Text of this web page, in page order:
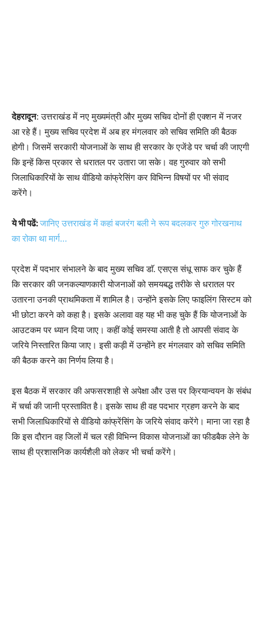
देहरादून: उत्तराखंड में नए मुख्यमंत्री और मुख्य सचिव दोनों ही एक्शन में नजर
आ रहे हैं। मुख्य सचिव प्रदेश में अब हर मंगलवार को सचिव समिति की बैठक
होगी। जिसमें सरकारी योजनाओं के साथ ही सरकार के एजेंडे पर चर्चा की जाएगी
कि इन्हें किस प्रकार से धरातल पर उतारा जा सके। वह गुरुवार को सभी
जिलाधिकारियों के साथ वीडियो कांफ्रेसिंग कर विभिन्न विषयों पर भी संवाद
करेंगे।
ये भी पढें:जानिए उत्तराखंड में कहां बजरंग बली ने रूप बदलकर गुरु गोरखनाथ
का रोका था मार्ग…
प्रदेश में पदभार संभालने के बाद मुख्य सचिव डाॅ. एसएस संधू साफ कर चुके हैं
कि सरकार की जनकल्याणकारी योजनाओं को समयबद्ध तरीके से धरातल पर
उतारना उनकी प्राथमिकता में शामिल है। उन्होंने इसके लिए फाइलिंग सिस्टम को
भी छोटा करने को कहा है। इसके अलावा वह यह भी कह चुके हैं कि योजनाओं के
आउटकम पर ध्यान दिया जाए। कहीं कोई समस्या आती है तो आपसी संवाद के
जरिये निस्तारित किया जाए। इसी कड़ी में उन्होंने हर मंगलवार को सचिव समिति
की बैठक करने का निर्णय लिया है।
इस बैठक में सरकार की अफसरशाही से अपेक्षा और उस पर क्रियान्वयन के संबंध
में चर्चा की जानी प्रस्तावित है। इसके साथ ही वह पदभार ग्रहण करने के बाद
सभी जिलाधिकारियों से वीडियो कांफ्रेंसिंग के जरिये संवाद करेंगे। माना जा रहा है
कि इस दौरान वह जिलों में चल रही विभिन्न विकास योजनाओं का फीडबैक लेने के
साथ ही प्रशासनिक कार्यशैली को लेकर भी चर्चा करेंगे।